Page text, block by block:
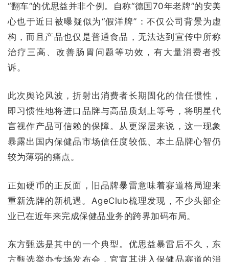
“翻车”的优思益并非个例。自称“德国70年老牌”的安美
心也于近日被曝疑似为“假洋牌”：不仅公司背景为虚
构，而且产品也仅是普通食品，无法达到宣传中所称
治疗三高、改善肠胃问题等功效，有大量消费者投
诉。
此次舆论风波，折射出消费者长期固化的信任惯性，
即习惯性地将进口品牌与高品质划上等号，将明星代
言视作产品可信赖的保障。从更深层来说，这一现象
暴露出国内保健品市场信任度较低、本土品牌心智仍
较为薄弱的痛点。
正如硬币的正反面，旧品牌暴雷意味着赛道格局迎来
重新洗牌的新机遇。AgeClub梳理发现，不少头部企
业已在近年来完成保健品业务的跨界加码布局。
东方甄选是其中的一个典型。优思益暴雷后不久，东
方甄选举办专场发布会，官宣其进入保健品赛道的消